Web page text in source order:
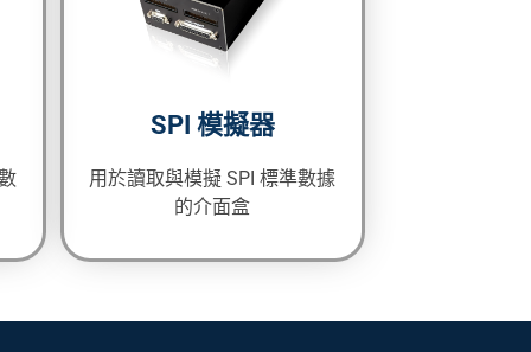
SPI 模擬器
用於讀取與模擬 SPI 標準數據
的介面盒